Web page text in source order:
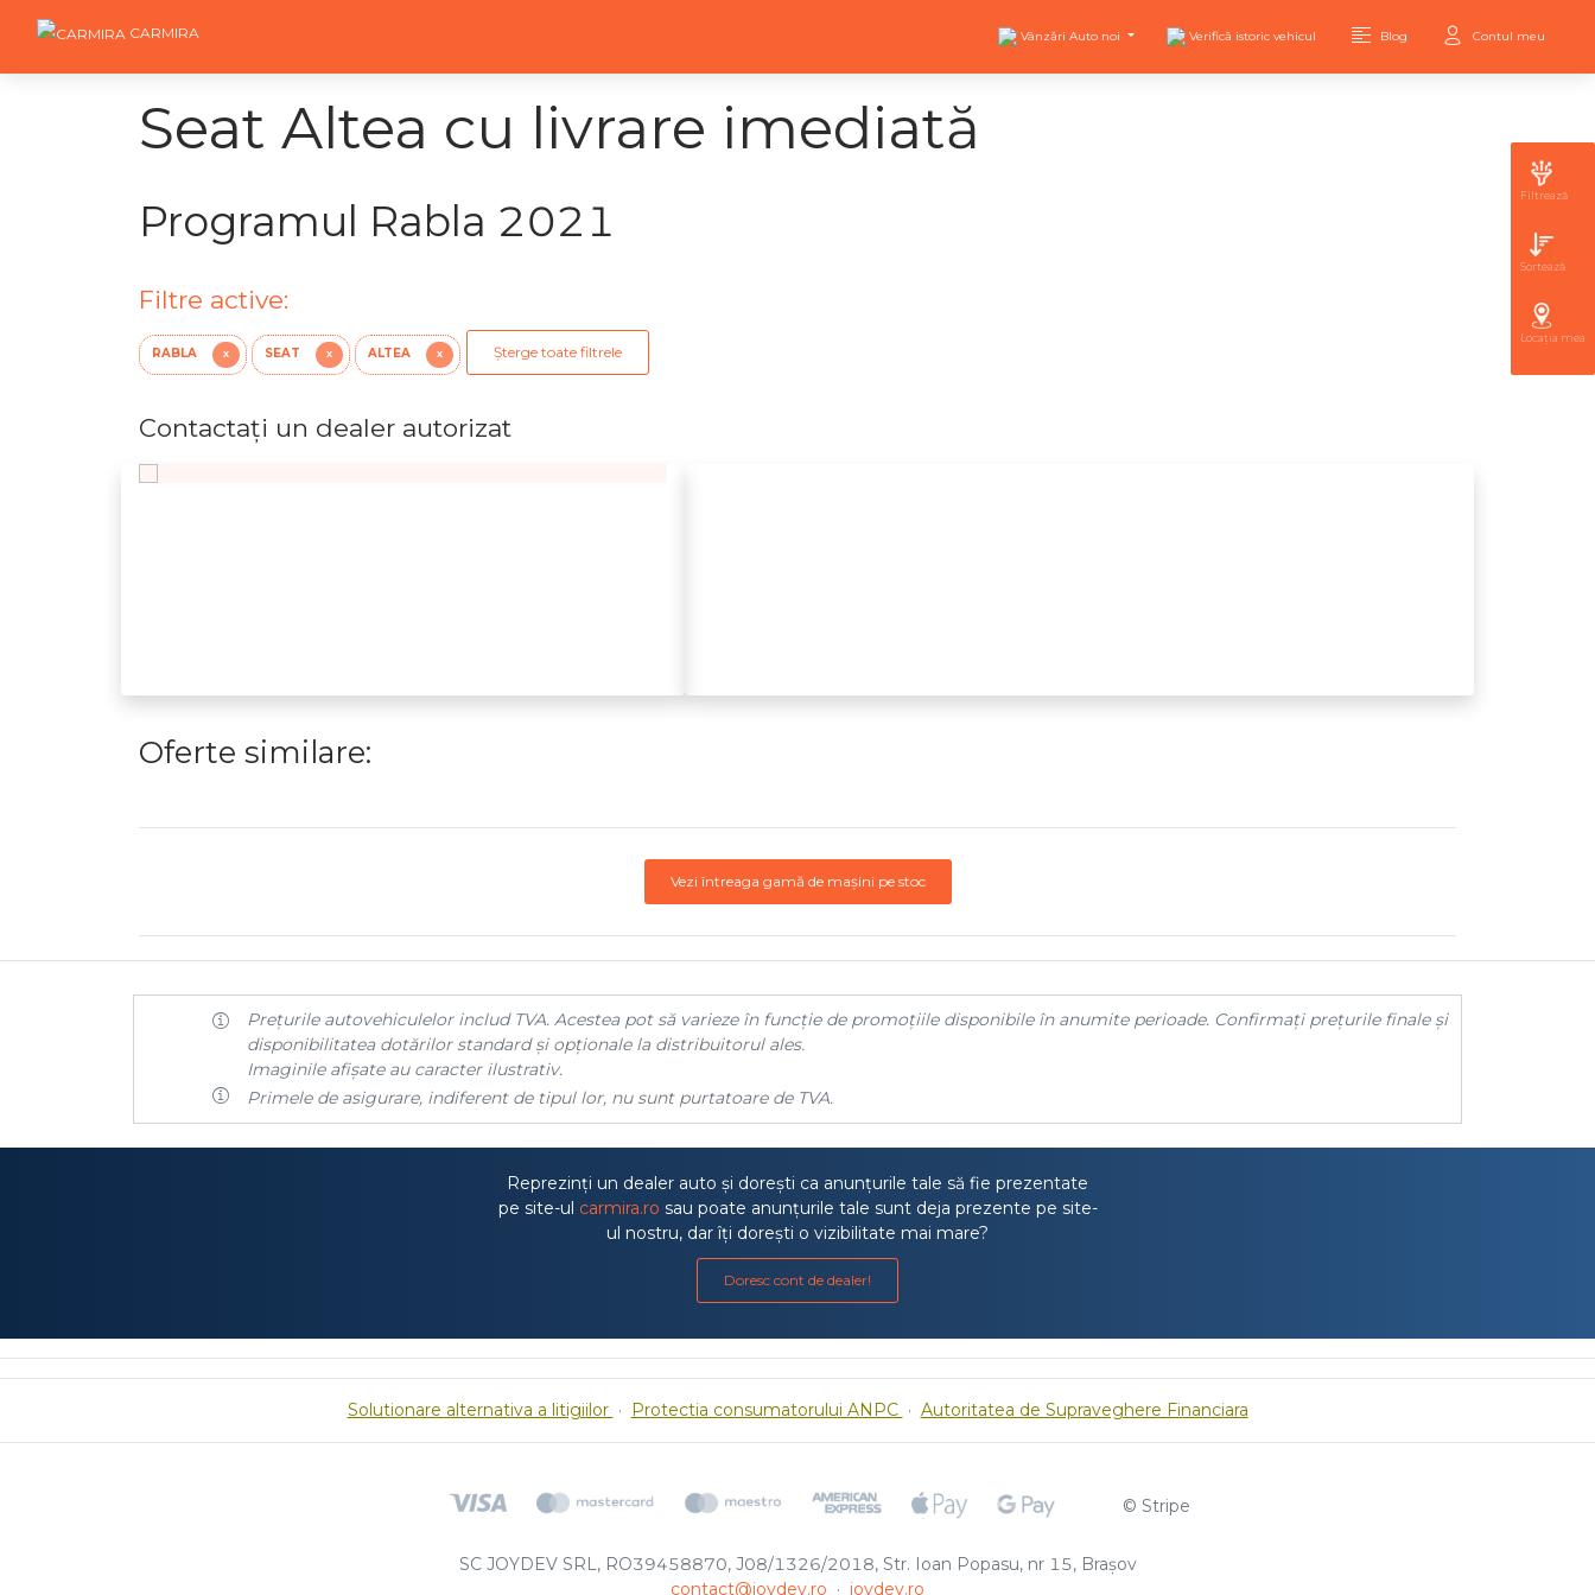
CARMIRA Vânzări Auto noi Verifică istoric vehicul Blog Contul meu
Seat Altea cu livrare imediată
Programul Rabla 2021
Filtre active:
RABLA X SEAT X ALTEA X Șterge toate filtrele
Contactaţi un dealer autorizat
Oferte similare:
Vezi întreaga gamă de mașini pe stoc
Filtrează
Sortează
Locația mea
Prețurile autovehiculelor includ TVA. Acestea pot să varieze în funcție de promoțiile disponibile în anumite perioade. Confirmați prețurile finale și
disponibilitatea dotărilor standard și opționale la distribuitorul ales.
Imaginile afișate au caracter ilustrativ.
Primele de asigurare, indiferent de tipul lor, nu sunt purtatoare de TVA.
Reprezinți un dealer auto și dorești ca anunțurile tale să fie prezentate
pe site-ul carmira.ro sau poate anunțurile tale sunt deja prezente pe site-
ul nostru, dar îți dorești o vizibilitate mai mare?
Doresc cont de dealer!
Solutionare alternativa a litigiilor · Protectia consumatorului ANPC · Autoritatea de Supraveghere Financiara
© Stripe
SC JOYDEV SRL, RO39458870, J08/1326/2018, Str. Ioan Popasu, nr 15, Brașov
contact@joydev.ro · joydev.ro